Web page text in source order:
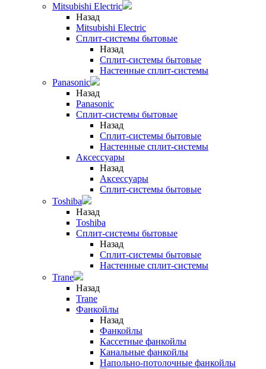
Mitsubishi Electric
Назад
Mitsubishi Electric
Сплит-системы бытовые
Назад
Сплит-системы бытовые
Настенные сплит-системы
Panasonic
Назад
Panasonic
Сплит-системы бытовые
Назад
Сплит-системы бытовые
Настенные сплит-системы
Аксессуары
Назад
Аксессуары
Сплит-системы бытовые
Toshiba
Назад
Toshiba
Сплит-системы бытовые
Назад
Сплит-системы бытовые
Настенные сплит-системы
Trane
Назад
Trane
Фанкойлы
Назад
Фанкойлы
Кассетные фанкойлы
Канальные фанкойлы
Напольно-потолочные фанкойлы